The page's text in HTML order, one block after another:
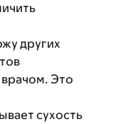
других
врачом. Это
сухость